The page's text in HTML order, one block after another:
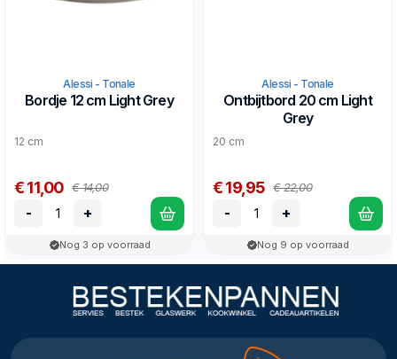
Alessi - Tonale
Bordje 12 cm Light Grey
12 cm
€ 11,00 € 14,00
- +
Nog 3 op voorraad
Alessi - Tonale
Ontbijtbord 20 cm Light
Grey
20 cm
€ 19,95 € 22,00
- +
Nog 9 op voorraad